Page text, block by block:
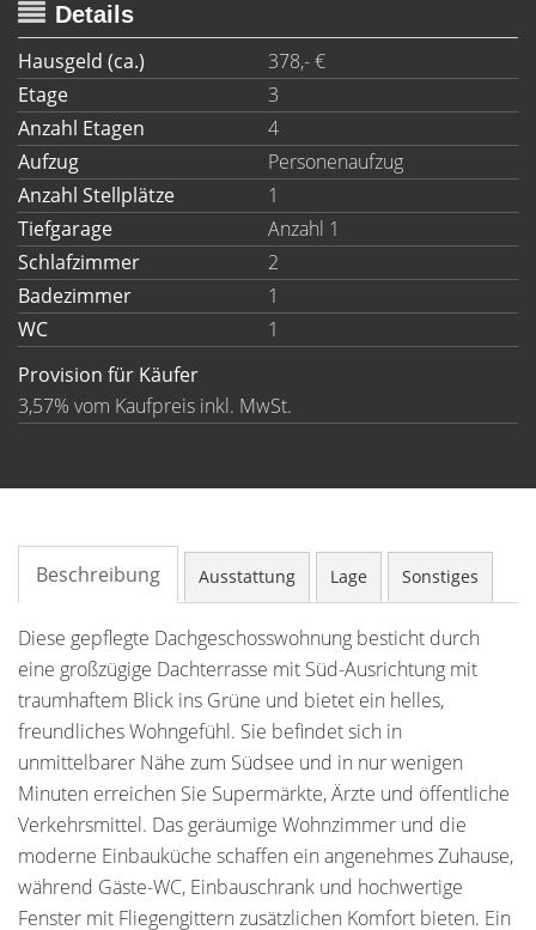
Details
Hausgeld (ca.)
378,- €
Etage
3
Anzahl Etagen
4
Aufzug
Personenaufzug
Anzahl Stellplätze
1
Tiefgarage
Anzahl 1
Schlafzimmer
2
Badezimmer
1
WC
1
Provision für Käufer
3,57% vom Kaufpreis inkl. MwSt.
Beschreibung Ausstattung Lage Sonstiges
Diese gepflegte Dachgeschosswohnung besticht durch
eine großzügige Dachterrasse mit Süd-Ausrichtung mit
traumhaftem Blick ins Grüne und bietet ein helles,
freundliches Wohngefühl. Sie befindet sich in
unmittelbarer Nähe zum Südsee und in nur wenigen
Minuten erreichen Sie Supermärkte, Ärzte und öffentliche
Verkehrsmittel. Das geräumige Wohnzimmer und die
moderne Einbauküche schaffen ein angenehmes Zuhause,
während Gäste-WC, Einbauschrank und hochwertige
Fenster mit Fliegengittern zusätzlichen Komfort bieten. Ein